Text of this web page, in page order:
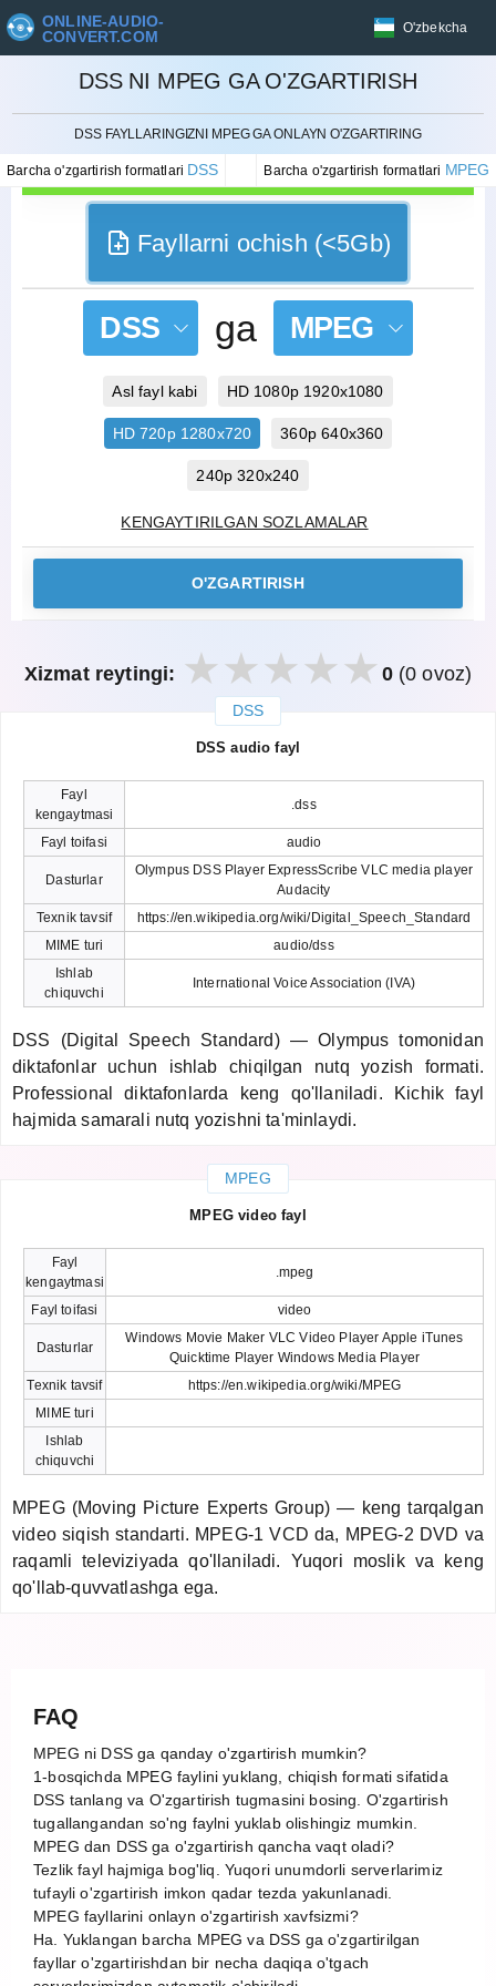
ONLINE-AUDIO-
CONVERT.COM
O'zbekcha
DSS NI MPEG GA O'ZGARTIRISH
DSS FAYLLARINGIZNI MPEG GA ONLAYN O'ZGARTIRING
Barcha o'zgartirish formatlari DSS Barcha o'zgartirish formatlari MPEG
BEKOR QILISH
Fayllarni ochish (<5Gb)
DSS ga MPEG
Asl fayl kabi HD 1080p 1920x1080
HD 720p 1280x720 360p 640x360
240p 320x240
KENGAYTIRILGAN SOZLAMALAR
O'ZGARTIRISH
Xizmat reytingi: 0(0 ovoz)
DSS
DSS audio fayl
Fayl
kengaytmasi
.dss
Fayl toifasi audio
Dasturlar
Olympus DSS Player ExpressScribe VLC media player
Audacity
Texnik tavsif
https://en.wikipedia.org/wiki/Digital_Speech_Standard
MIME turi
audio/dss
Ishlab
chiquvchi
International Voice Association (IVA)
DSS (Digital Speech Standard) — Olympus tomonidan
diktafonlar uchun ishlab chiqilgan nutq yozish formati.
Professional diktafonlarda keng qo'llaniladi. Kichik fayl
hajmida samarali nutq yozishni ta'minlaydi.
MPEG
MPEG video fayl
Fayl
kengaytmasi
.mpeg
Fayl toifasi video
Dasturlar
Windows Movie Maker VLC Video Player Apple iTunes
Quicktime Player Windows Media Player
Texnik tavsif
https://en.wikipedia.org/wiki/MPEG
MIME turi
Ishlab
chiquvchi
MPEG (Moving Picture Experts Group) — keng tarqalgan
video siqish standarti. MPEG-1 VCD da, MPEG-2 DVD va
raqamli televiziyada qo'llaniladi. Yuqori moslik va keng
qo'llab-quvvatlashga ega.
FAQ
MPEG ni DSS ga qanday o'zgartirish mumkin?
1-bosqichda MPEG faylini yuklang, chiqish formati sifatida
DSS tanlang va O'zgartirish tugmasini bosing. O'zgartirish
tugallangandan so'ng faylni yuklab olishingiz mumkin.
MPEG dan DSS ga o'zgartirish qancha vaqt oladi?
Tezlik fayl hajmiga bog'liq. Yuqori unumdorli serverlarimiz
tufayli o'zgartirish imkon qadar tezda yakunlanadi.
MPEG fayllarini onlayn o'zgartirish xavfsizmi?
Ha. Yuklangan barcha MPEG va DSS ga o'zgartirilgan
fayllar o'zgartirishdan bir necha daqiqa o'tgach